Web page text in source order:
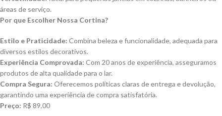
áreas de serviço.
Por que Escolher Nossa Cortina?
Estilo e Praticidade: Combina beleza e funcionalidade, adequada para
diversos estilos decorativos.
Experiência Comprovada: Com 20 anos de experiência, asseguramos
produtos de alta qualidade para o lar.
Compra Segura: Oferecemos políticas claras de entrega e devolução,
garantindo uma experiência de compra satisfatória.
Preço: R$ 89,00